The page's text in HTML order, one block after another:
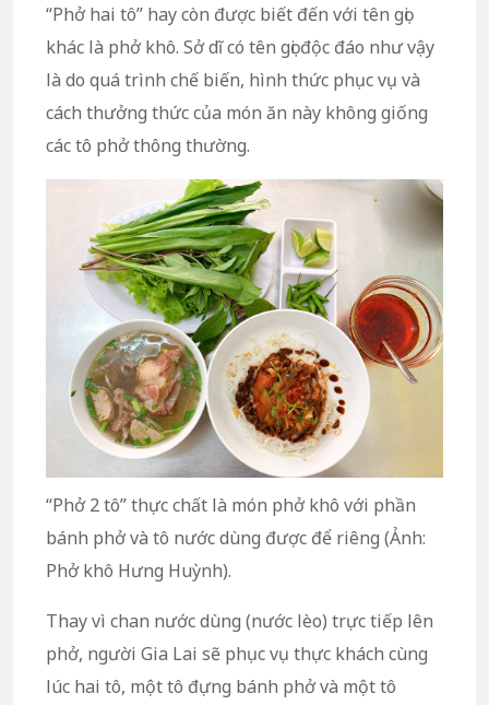
“Phở hai tô” hay còn được biết đến với tên gọi
khác là phở khô. Sở dĩ có tên gọi độc đáo như vậy
là do quá trình chế biến, hình thức phục vụ và
cách thưởng thức của món ăn này không giống
các tô phở thông thường.
“Phở 2 tô” thực chất là món phở khô với phần
bánh phở và tô nước dùng được để riêng (Ảnh:
Phở khô Hưng Huỳnh).
Thay vì chan nước dùng (nước lèo) trực tiếp lên
phở, người Gia Lai sẽ phục vụ thực khách cùng
lúc hai tô, một tô đựng bánh phở và một tô